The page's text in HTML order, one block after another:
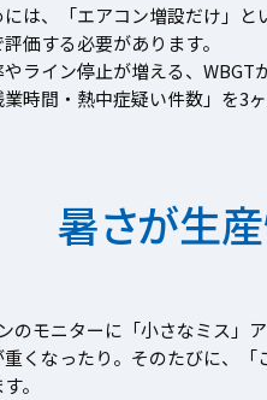
は、「エアコン増設だけ」
価する必要があります。
ライン停止が増える、
時間・熱中症疑い件数」を3
暑さが生
のモニターに「小さなミス」
くなったり。そのたびに、
。